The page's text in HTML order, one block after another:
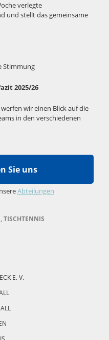
verlegte
und stellt das gemeinsame
Stimmung
2025/26
wir einen Blick auf die
in den verschiedenen
Sie uns
Abteilungen
TISCHTENNIS
E. V.